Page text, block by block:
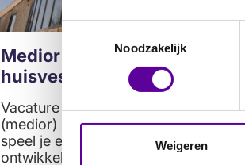
Toestemmingsselectie
Noodzakelijk
Weigeren
Medior adviseur
huisvesting
Vacature Adviseur huisvesting
(medior) Als Adviseur Huisvesting
speel je een sleutelrol in het
ontwikkelen van